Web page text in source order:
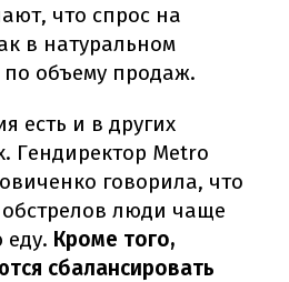
что спрос на
в натуральном
объему продаж.
есть и в других
Гендиректор Metro
говорила, что
обстрелов люди чаще
еду. Кроме того,
сбалансировать